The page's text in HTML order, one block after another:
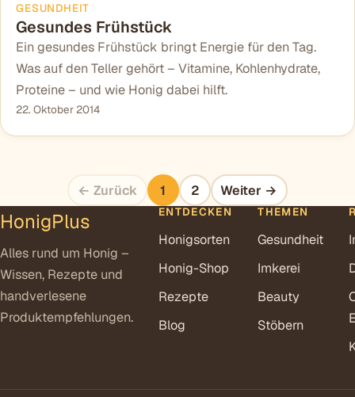
GESUNDHEIT
Gesundes Frühstück
Ein gesundes Frühstück bringt Energie für den Tag.
Was auf den Teller gehört – Vitamine, Kohlenhydrate,
Proteine – und wie Honig dabei hilft.
22. Oktober 2014
← Zurück 1 2 Weiter →
HonigPlus
Alles rund um Honig –
Wissen, Rezepte und
handverlesene
Produktempfehlungen.
ENTDECKEN
Honigsorten
Honig-Shop
Rezepte
Blog
THEMEN
Gesundheit
Imkerei
Beauty
Stöbern